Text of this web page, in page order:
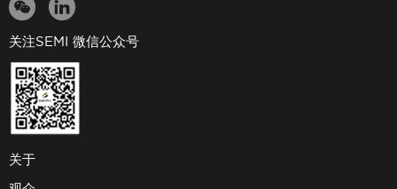
关注SEMI 微信公众号
关于